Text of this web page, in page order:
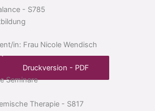
- S785
in: Frau Nicole Wendisch
Druckversion - PDF
Seminare
Therapie - S817